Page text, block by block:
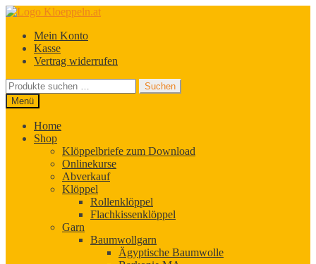
Zur
springen
Zum
springenMein Konto
Kasse
Vertrag widerrufen
Suchen
nach:
Suchen
Menü
Home
Shop
Klöppelbriefe zum Download
Onlinekurse
Abverkauf
Klöppel
Rollenklöppel
Flachkissenklöppel
Garn
Baumwollgarn
Ägyptische Baumwolle